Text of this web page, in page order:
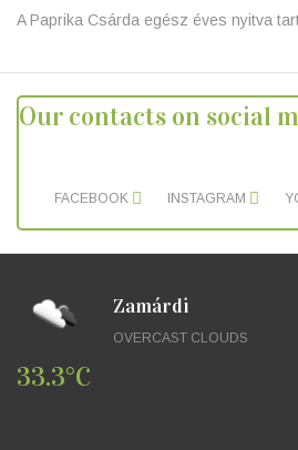
A Paprika Csárda egész éves nyitva
Our contacts on social
FACEBOOK INSTAGRAM
33.3°C
Zamárdi
OVERCAST CLOUDS